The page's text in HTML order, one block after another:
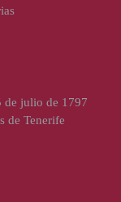
de julio de 1797
de Tenerife